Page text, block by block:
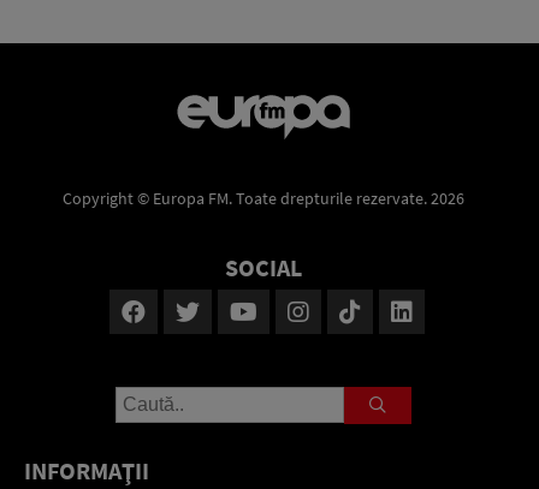
Copyright © Europa FM. Toate drepturile rezervate. 2026
SOCIAL
INFORMAŢII